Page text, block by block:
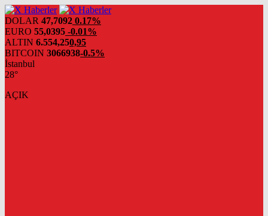
DOLAR 47,7092 0.17%
EURO 55,0395 -0.01%
ALTIN 6.554,250,95
BITCOIN 3066938-0.5%
İstanbul
28°
AÇIK